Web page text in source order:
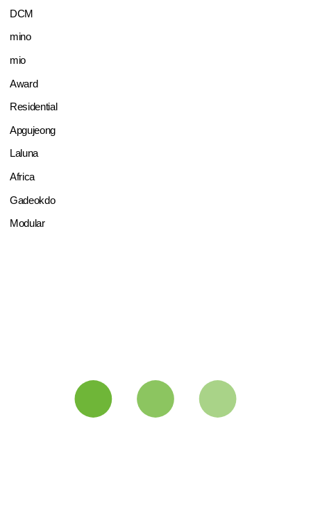
DCM
mino
mio
Award
Residential
Apgujeong
Laluna
Africa
Gadeokdo
Modular